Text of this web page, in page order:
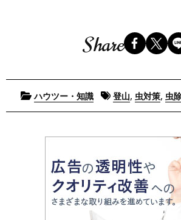
Share
Posted
in
ハウツー・知識 Tagged
登山, 虫対策, 虫